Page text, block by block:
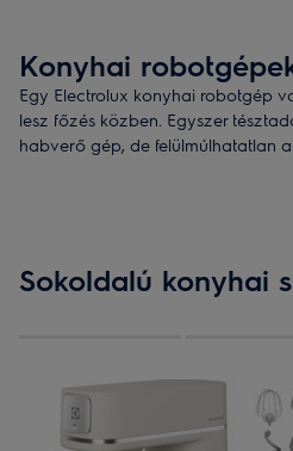
Konyhai
Egy Electrolux konyhai robotgép
lesz főzés közben. Egyszer
habverő gép, de felülmúlhatatlan
Sokoldalú konyhai